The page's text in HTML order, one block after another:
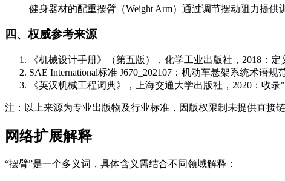
健身器材的配重摆臂（Weight Arm）通过调节摆动阻力提
四、权威参考来源
《机械设计手册》（第五版），化学工业出版社，2018：定
SAE International标准 J670_202107：机动车悬架系统术语规
《英汉机械工程词典》，上海交通大学出版社，2020：收录
注：以上来源为专业出版物及行业标准，因版权限制未提供直接
网络扩展解释
“摆臂”是一个多义词，具体含义需结合不同领域解释：